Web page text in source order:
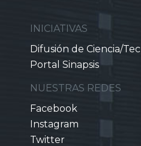
INICIATIVAS
Difusión de Ciencia/Tec
Portal Sinapsis
NUESTRAS REDES
Facebook
Instagram
Twitter